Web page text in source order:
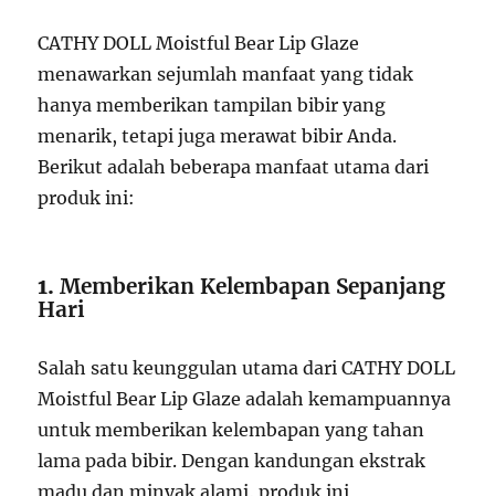
CATHY DOLL Moistful Bear Lip Glaze
menawarkan sejumlah manfaat yang tidak
hanya memberikan tampilan bibir yang
menarik, tetapi juga merawat bibir Anda.
Berikut adalah beberapa manfaat utama dari
produk ini:
1.Memberikan Kelembapan Sepanjang
Hari
Salah satu keunggulan utama dari CATHY DOLL
Moistful Bear Lip Glaze adalah kemampuannya
untuk memberikan kelembapan yang tahan
lama pada bibir. Dengan kandungan ekstrak